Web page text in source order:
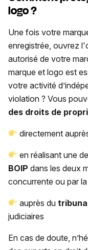
logo ?
Une fois votre
enregistrée, ouvrez
autorisé de votre
marque et logo est
votre activité
violation ? Vous
des droits de
directement
en réalisant une
BOIP dans les deux
concurrente ou par
auprès du
judiciaires
En cas de doute,